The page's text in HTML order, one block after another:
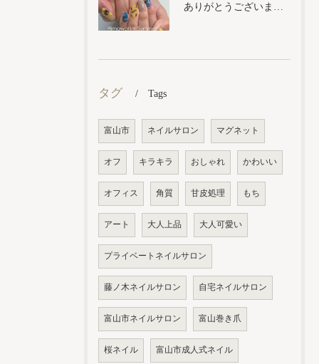
ありがとうございます𓂃𓈒𓏸︎︎︎︎
タグ Tags
富山市 ネイルサロン マグネット
オフ キラキラ おしゃれ かわいい
オフィス 角質 甘皮処理 もち
アート 大人上品 大人可愛い
プライベートネイルサロン
藤ノ木ネイルサロン 自宅ネイルサロン
富山市ネイルサロン 富山巻き爪
桜ネイル 富山市成人式ネイル